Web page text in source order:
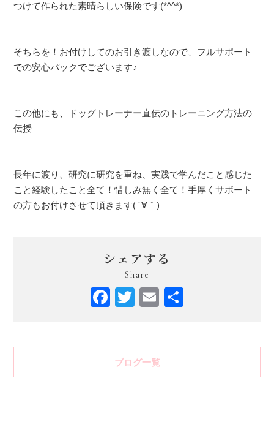
つけて作られた素晴らしい保険です(*^^*)
そちらを！お付けしてのお引き渡しなので、フルサポート
での安心パックでございます♪
この他にも、ドッグトレーナー直伝のトレーニング方法の
伝授
長年に渡り、研究に研究を重ね、実践で学んだこと感じた
こと経験したこと全て！惜しみ無く全て！手厚くサポート
の方もお付けさせて頂きます( ´∀｀)
シェアする
Share
Facebook
TwitterEmail
ブログ一覧